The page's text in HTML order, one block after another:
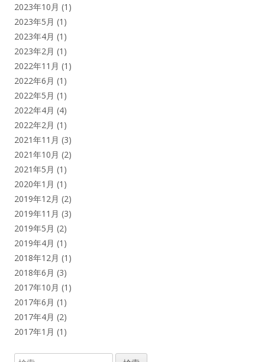
2023年10月 (1)
2023年5月 (1)
2023年4月 (1)
2023年2月 (1)
2022年11月 (1)
2022年6月 (1)
2022年5月 (1)
2022年4月 (4)
2022年2月 (1)
2021年11月 (3)
2021年10月 (2)
2021年5月 (1)
2020年1月 (1)
2019年12月 (2)
2019年11月 (3)
2019年5月 (2)
2019年4月 (1)
2018年12月 (1)
2018年6月 (3)
2017年10月 (1)
2017年6月 (1)
2017年4月 (2)
2017年1月 (1)